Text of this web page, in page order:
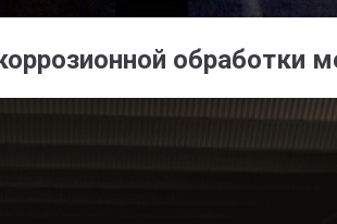
обработки